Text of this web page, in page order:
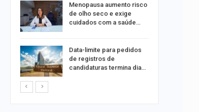
Menopausa aumento risco
de olho seco e exige
cuidados com a saúde…
Data-limite para pedidos
de registros de
candidaturas termina dia…